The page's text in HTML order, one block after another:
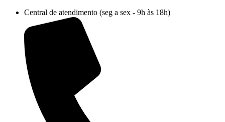
conteúdo
Central de atendimento (seg a sex - 9h às 18h)